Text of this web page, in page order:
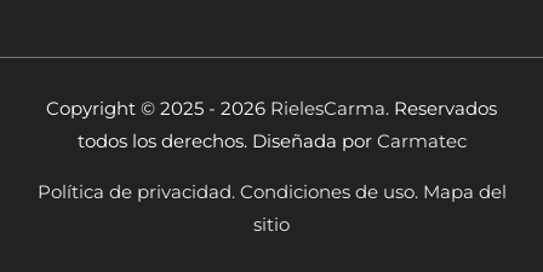
Copyright © 2025 - 2026 RielesCarma. Reservados
todos los derechos. Diseñada por Carmatec
Política de privacidad. Condiciones de uso.Mapa del
sitio